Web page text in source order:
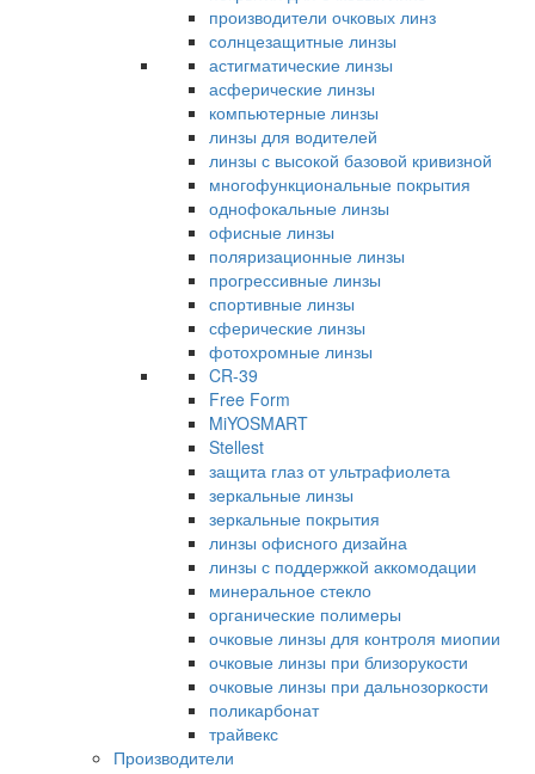
производители очковых линз
солнцезащитные линзы
астигматические линзы
асферические линзы
компьютерные линзы
линзы для водителей
линзы с высокой базовой кривизной
многофункциональные покрытия
однофокальные линзы
офисные линзы
поляризационные линзы
прогрессивные линзы
спортивные линзы
сферические линзы
фотохромные линзы
CR-39
Free Form
MiYOSMART
Stellest
защита глаз от ультрафиолета
зеркальные линзы
зеркальные покрытия
линзы офисного дизайна
линзы с поддержкой аккомодации
минеральное стекло
органические полимеры
очковые линзы для контроля миопии
очковые линзы при близорукости
очковые линзы при дальнозоркости
поликарбонат
трайвекс
Производители